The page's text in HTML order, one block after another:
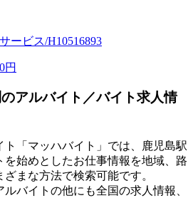
ービス/H10516893
円
アルバイト／バイト求人情
ト「マッハバイト」では、鹿児島駅
始めとしたお仕事情報を地域、路
まな方法で検索可能です。
バイトの他にも全国の求人情報、